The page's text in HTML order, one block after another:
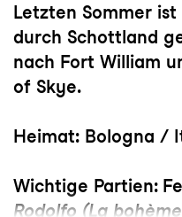
Letzten Sommer
durch Schottland
nach Fort William
of Skye.
Heimat: Bologna /
Wichtige Partien:
Rodolfo (La